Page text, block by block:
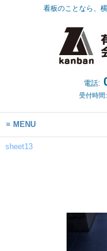
看板のことなら、
電話:
受付時間
MENU
sheet13